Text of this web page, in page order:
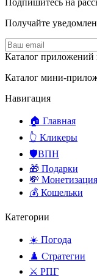
Подпишитесь на
Получайте
Каталог приложений
Каталог мини-
Навигация
🏠 Главная
👆 Кликеры
🛡️ВПН
🎁 Подарки
💸 Монетизация
💰 Кошельки
Категории
☀️ Погода
♟️ Стратегии
⚔️ РПГ